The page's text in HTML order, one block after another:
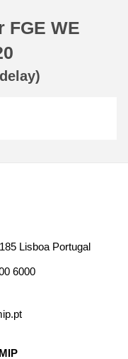
FGE WE
Lisboa Portugal
6000